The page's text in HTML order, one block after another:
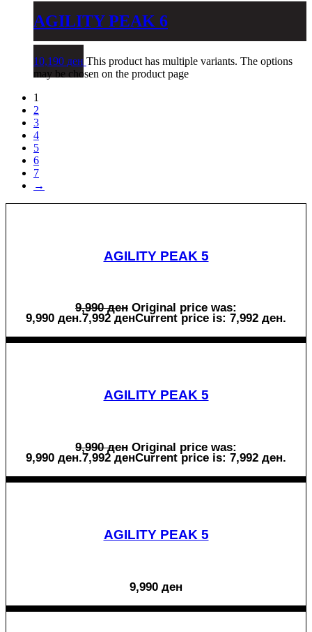
AGILITY PEAK 6
10,190 ден This product has multiple variants. The options
may be chosen on the product page
1
2
3
4
5
6
7
→
AGILITY PEAK 5
9,990ден Original price was:
9,990 ден.7,992 денCurrent price is: 7,992 ден.
AGILITY PEAK 5
9,990ден Original price was:
9,990 ден.7,992денCurrent price is: 7,992 ден.
AGILITY PEAK 5
9,990 ден